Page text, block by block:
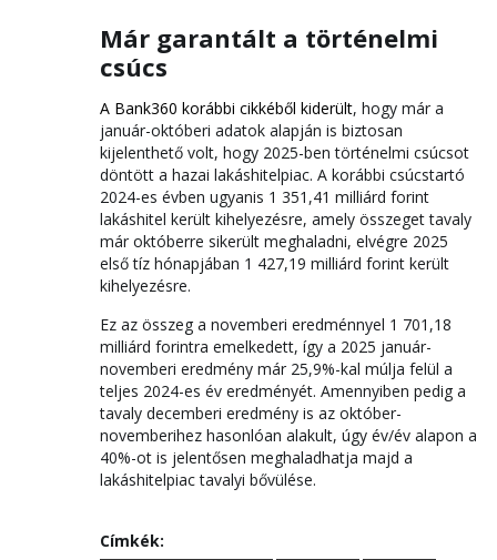
Már garantált a történelmi
csúcs
A Bank360 korábbi cikkéből kiderült, hogy már a
január-októberi adatok alapján is biztosan
kijelenthető volt, hogy 2025-ben történelmi csúcsot
döntött a hazai lakáshitelpiac. A korábbi csúcstartó
2024-es évben ugyanis 1 351,41 milliárd forint
lakáshitel került kihelyezésre, amely összeget tavaly
már októberre sikerült meghaladni, elvégre 2025
első tíz hónapjában 1 427,19 milliárd forint került
kihelyezésre.
Ez az összeg a novemberi eredménnyel 1 701,18
milliárd forintra emelkedett, így a 2025 január-
novemberi eredmény már 25,9%-kal múlja felül a
teljes 2024-es év eredményét. Amennyiben pedig a
tavaly decemberi eredmény is az október-
novemberihez hasonlóan alakult, úgy év/év alapon a
40%-ot is jelentősen meghaladhatja majd a
lakáshitelpiac tavalyi bővülése.
Címkék: